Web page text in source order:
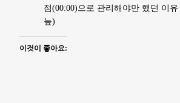
점(00:00)으로 관리해야만 했던 이
늪)
이것이 좋아요: